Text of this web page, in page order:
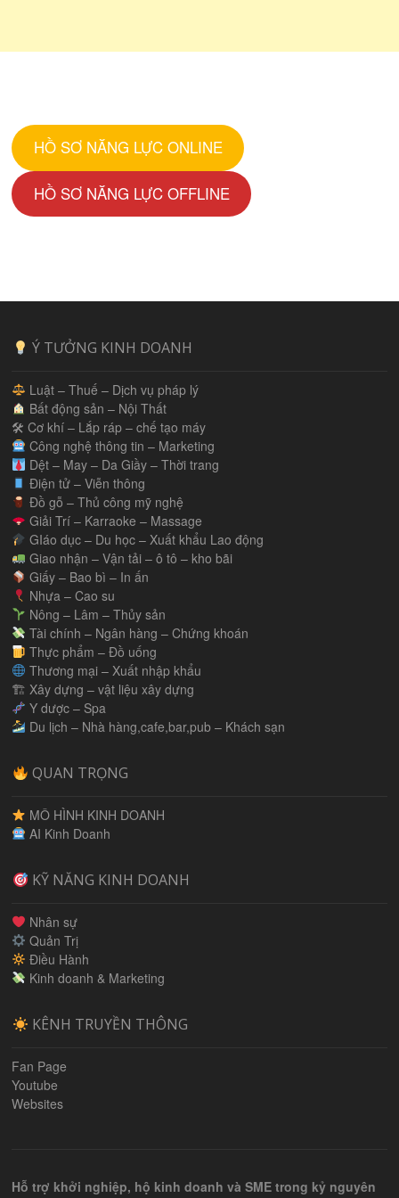
HỒ SƠ NĂNG LỰC ONLINE
HỒ SƠ NĂNG LỰC OFFLINE
Ý TƯỞNG KINH DOANH
Luật – Thuế – Dịch vụ pháp lý
Bất động sản – Nội Thất
🛠 Cơ khí – Lắp ráp – chế tạo máy
Công nghệ thông tin – Marketing
Dệt – May – Da Giầy – Thời trang
Điện tử – Viễn thông
Đồ gỗ – Thủ công mỹ nghệ
Giải Trí – Karraoke – Massage
GIáo dục – Du học – Xuất khẩu Lao động
Giao nhận – Vận tải – ô tô – kho bãi
Giấy – Bao bì – In ấn
Nhựa – Cao su
Nông – Lâm – Thủy sản
Tài chính – Ngân hàng – Chứng khoán
Thực phẩm – Đồ uống
Thương mại – Xuất nhập khẩu
🏗 Xây dựng – vật liệu xây dựng
Y dược – Spa
Du lịch – Nhà hàng,cafe,bar,pub – Khách sạn
QUAN TRỌNG
MÔ HÌNH KINH DOANH
AI Kinh Doanh
KỸ NĂNG KINH DOANH
Nhân sự
Quản Trị
Điều Hành
Kinh doanh & Marketing
KÊNH TRUYỀN THÔNG
Fan Page
Youtube
Websites
Hỗ trợ khởi nghiệp, hộ kinh doanh và SME trong kỷ nguyên